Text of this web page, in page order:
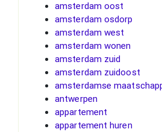
amsterdam oost
amsterdam osdorp
amsterdam west
amsterdam wonen
amsterdam zuid
amsterdam zuidoost
amsterdamse
antwerpen
appartement
appartement huren